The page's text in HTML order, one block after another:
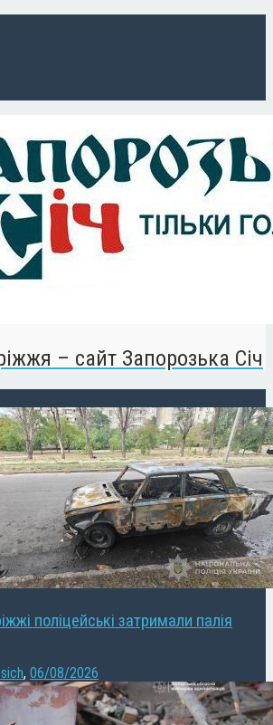
– сайт Запорозька Січ
поліцейські затримали палія
, 06/08/2026